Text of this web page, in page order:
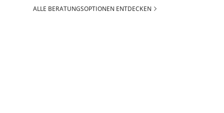
ALLE BERATUNGSOPTIONEN ENTDECKEN